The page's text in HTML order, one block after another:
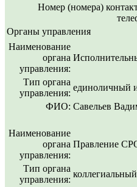
Номер (номера)
Органы управления
Наименование
органа
управления:
Тип органа
управления:
единоличный
ФИО: Савельев
Наименование
органа
управления:
Правление
Тип органа
управления: